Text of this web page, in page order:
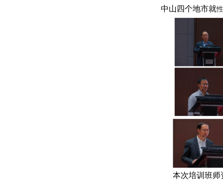
中山四个地市就
本次培训班